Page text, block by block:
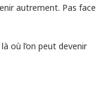
autrement. Pas face
où l’on peut devenir